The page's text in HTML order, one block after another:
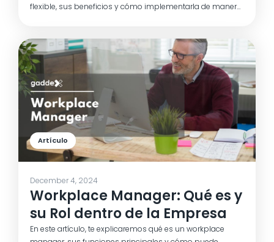
flexible, sus beneficios y cómo implementarla de manera
mejorar el bienestar y la satisfacción de tu equipo.
Artículo
December 4, 2024
Workplace Manager: Qué es y
su Rol dentro de la Empresa
En este artículo, te explicaremos qué es un workplace